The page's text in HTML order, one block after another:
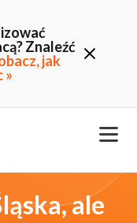
Znaleźć
jak
»
ale